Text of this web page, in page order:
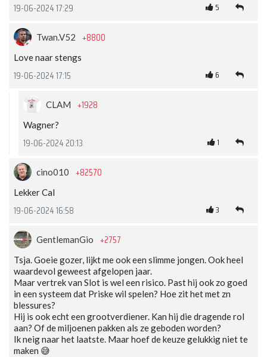
19-06-2024 17:29 5
Twan.V52 +8800
Love naar stengs
19-06-2024 17:15 6
CLAM +1928
Wagner?
19-06-2024 20:13 1
cino010 +82570
Lekker Cal
19-06-2024 16:58 3
GentlemanGio +2757
Tsja. Goeie gozer, lijkt me ook een slimme jongen. Ook heel
waardevol geweest afgelopen jaar.
Maar vertrek van Slot is wel een risico. Past hij ook zo goed
in een systeem dat Priske wil spelen? Hoe zit het met zn
blessures?
Hij is ook echt een grootverdiener. Kan hij die dragende rol
aan? Of de miljoenen pakken als ze geboden worden?
Ik neig naar het laatste. Maar hoef de keuze gelukkig niet te
maken 😅